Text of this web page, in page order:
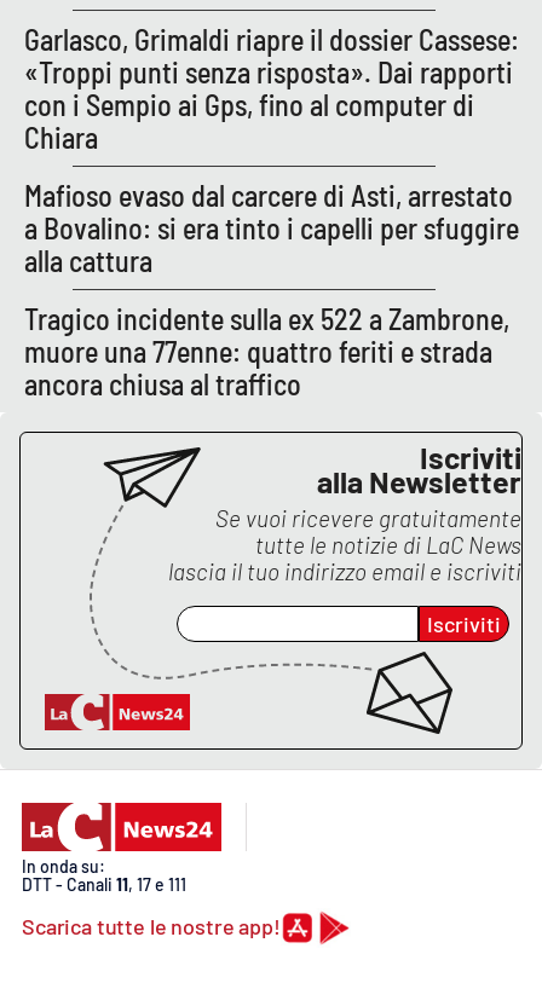
Garlasco, Grimaldi riapre il dossier Cassese:
«Troppi punti senza risposta». Dai rapporti
con i Sempio ai Gps, fino al computer di
Chiara
Mafioso evaso dal carcere di Asti, arrestato
a Bovalino: si era tinto i capelli per sfuggire
alla cattura
Tragico incidente sulla ex 522 a Zambrone,
muore una 77enne: quattro feriti e strada
ancora chiusa al traffico
Iscriviti
alla Newsletter
Se vuoi ricevere gratuitamente
tutte le notizie di LaC News
lascia il tuo indirizzo email e iscriviti
Iscriviti
In onda su:
DTT - Canali 11, 17 e 111
Scarica tutte le nostre app!